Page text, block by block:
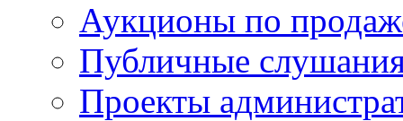
Аукционы по
Публичные
Проекты